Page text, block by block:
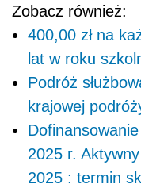
Zobacz również:
400,00 zł na
lat w roku
Podróż
krajowej
2025 r.
2025 : termin